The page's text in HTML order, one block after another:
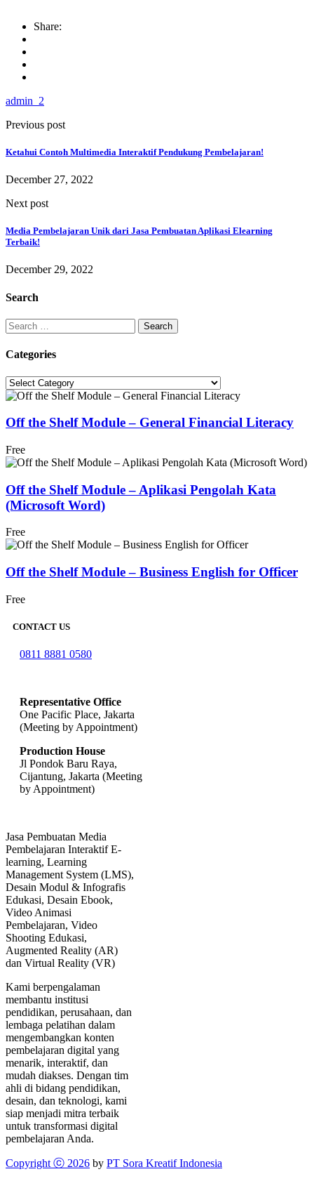
Share:
admin_2
Previous post
Ketahui Contoh Multimedia Interaktif Pendukung Pembelajaran!
December 27, 2022
Next post
Media Pembelajaran Unik dari Jasa Pembuatan Aplikasi Elearning
Terbaik!
December 29, 2022
Search
Search
for:
Categories
Categories
Off the Shelf Module – General Financial Literacy
Free
Off the Shelf Module – Aplikasi Pengolah Kata
(Microsoft Word)
Free
Off the Shelf Module – Business English for Officer
Free
CONTACT US
0811 8881 0580
Representative Office
One Pacific Place, Jakarta
(Meeting by Appointment)
Production House
Jl Pondok Baru Raya,
Cijantung, Jakarta (Meeting
by Appointment)
Jasa Pembuatan Media
Pembelajaran Interaktif E-
learning, Learning
Management System (LMS),
Desain Modul & Infografis
Edukasi, Desain Ebook,
Video Animasi
Pembelajaran, Video
Shooting Edukasi,
Augmented Reality (AR)
dan Virtual Reality (VR)
Kami berpengalaman
membantu institusi
pendidikan, perusahaan, dan
lembaga pelatihan dalam
mengembangkan konten
pembelajaran digital yang
menarik, interaktif, dan
mudah diakses. Dengan tim
ahli di bidang pendidikan,
desain, dan teknologi, kami
siap menjadi mitra terbaik
untuk transformasi digital
pembelajaran Anda.
Copyright ⓒ 2026 by PT Sora Kreatif Indonesia